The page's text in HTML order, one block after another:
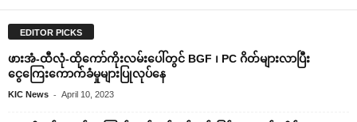
EDITOR PICKS
ဖားအံ-ထီလုံ-ထိုကော်ကိုးလမ်းပေါ်တွင် BGF ၊ PC ဂိတ်များလာပြီး
ငွေကြေးကောက်ခံမှုများပြုလုပ်နေ
KIC News - April 10, 2023